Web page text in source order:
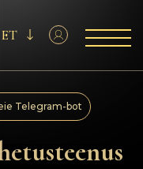
ET
Telegram-bot